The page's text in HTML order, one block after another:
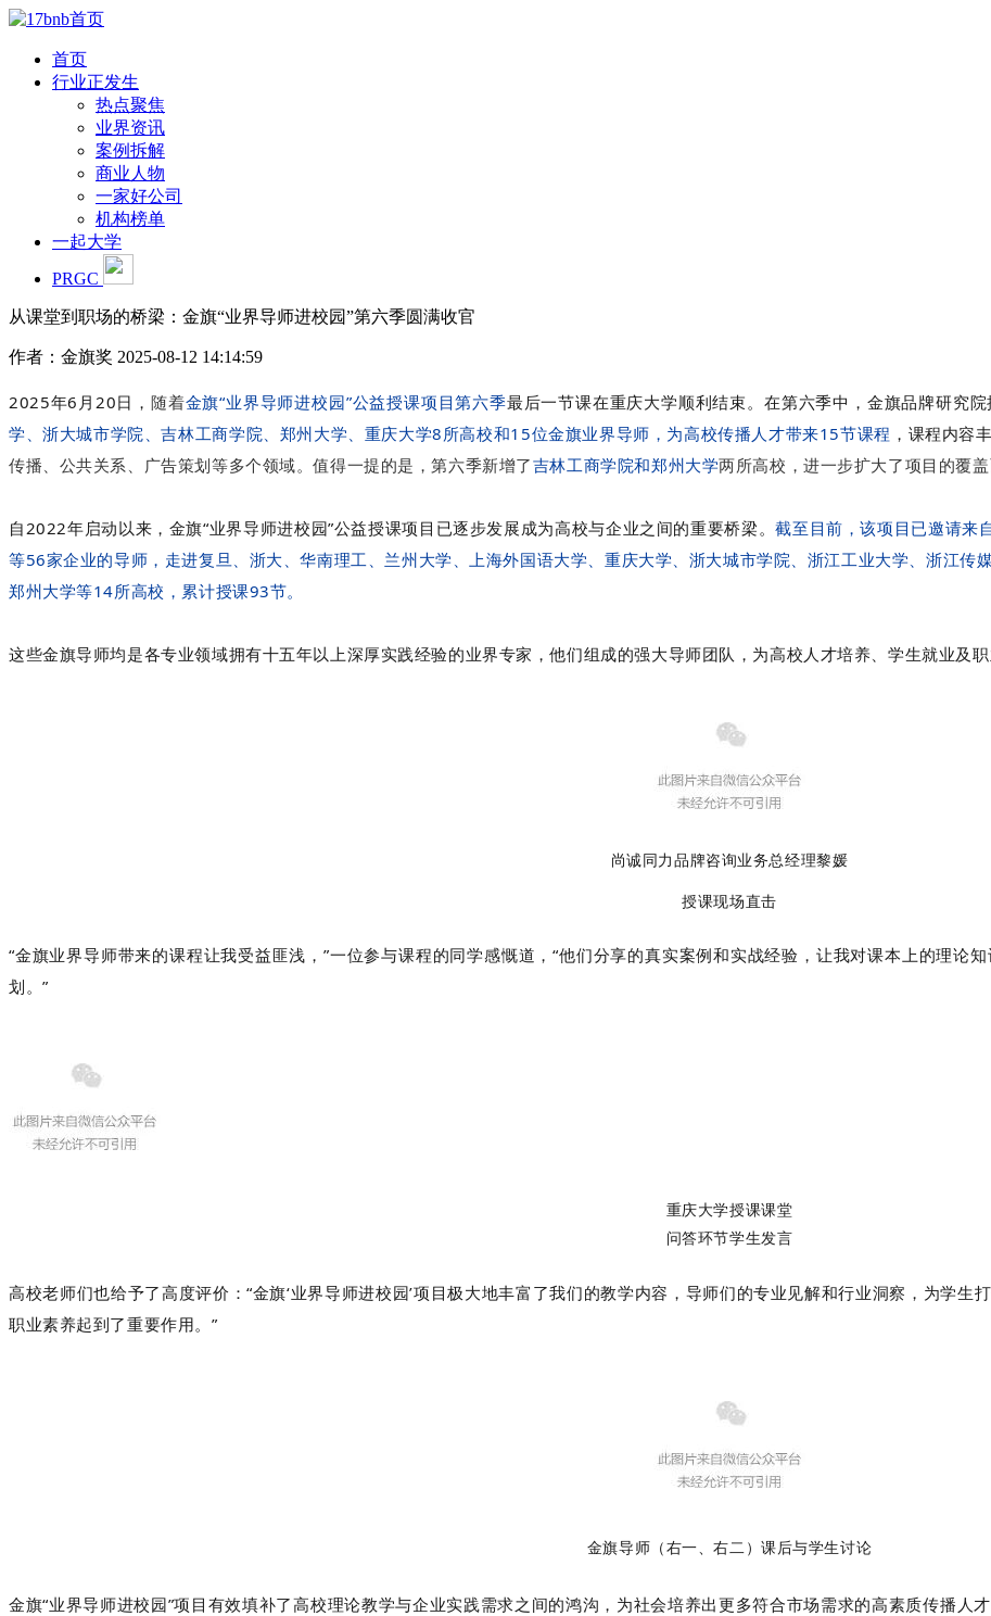
首页
行业正发生
热点聚焦
业界资讯
案例拆解
商业人物
一家好公司
机构榜单
一起大学
PRGC
从课堂到职场的桥梁：金旗“业界导师进校园”第六季圆满收官
作者：金旗奖 2025-08-12 14:14:59
2025年6月20日， 随着金旗“业界导师进校园”公益授课项目第六季最后一节课在重庆大学顺利结束。在第六季中，金旗品牌研究
学、浙大城市学院、吉林工商学院、郑州大学、重庆大学8所高校和15位金旗业界导师，为高校传播人才带来15节课程 ，课程内容
传播、公共关系、广告策划等多个领域。值得一提的是，第六季新增了吉林工商学院和郑州大学两所高校，进一步扩大了项目的覆
自2022年启动以来，金旗“业界导师进校园”公益授课项目已逐步发展成为高校与企业之间的重要桥梁。截至目前，该项目已邀请来
等56家企业的导师，走进复旦、浙大、华南理工、兰州大学、上海外国语大学、重庆大学、浙大城市学院、浙江工业大学、浙江传
郑州大学等14所高校，累计授课93节。
这些金旗导师均是各专业领域拥有十五年以上深厚实践经验的业界专家，他们组成的强大导师团队，为高校人才培养、学生就业及
尚诚同力品牌咨询业务总经理黎媛
授课现场直击
“金旗业界导师带来的课程让我受益匪浅，”一位参与课程的同学感慨道，“他们分享的真实案例和实战经验，让我对课本上的理论
划。”
重庆大学授课课堂
问答环节学生发言
高校老师们也给予了高度评价：“金旗‘业界导师进校园’项目极大地丰富了我们的教学内容，导师们的专业见解和行业洞察，为学
职业素养起到了重要作用。”
金旗导师（右一、右二）课后与学生讨论
金旗“业界导师进校园”项目有效填补了高校理论教学与企业实践需求之间的鸿沟，为社会培养出更多符合市场需求的高素质传播人